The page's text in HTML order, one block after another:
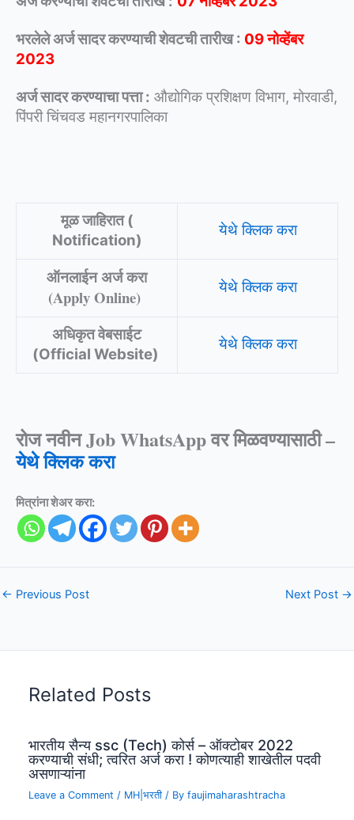
भरलेले अर्ज सादर करण्याची शेवटची तारीख : 09 नोव्हेंबर
2023
अर्ज सादर करण्याचा पत्ता : औद्योगिक प्रशिक्षण विभाग, मोरवाडी,
पिंपरी चिंचवड महानगरपालिका
मूळ जाहिरात (
Notification)
येथे क्लिक करा
ऑनलाईन अर्ज करा
(Apply Online)
येथे क्लिक करा
अधिकृत वेबसाईट
(Official Website)
येथे क्लिक करा
रोज नवीन Job WhatsApp वर मिळवण्यासाठी –
येथे क्लिक करा
मित्रांना शेअर करा:
← Previous Post Next Post →
Related Posts
भारतीय सैन्य ssc (Tech) कोर्स – ऑक्टोबर 2022
करण्याची संधी; त्वरित अर्ज करा ! कोणत्याही शाखेतील पदवी
असणाऱ्यांना
Leave a Comment / MH|भरती / Byfaujimaharashtracha